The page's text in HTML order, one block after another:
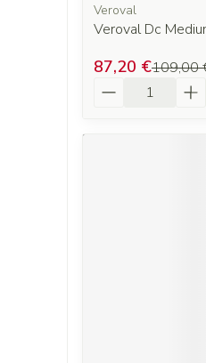
Veroval
Veroval Dc
109,00
87,20 €
Quantité